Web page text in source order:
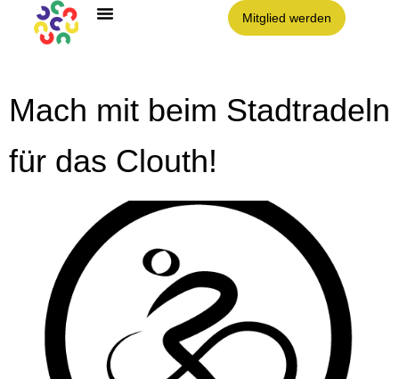
Mitglied werden
Mach mit beim Stadtradeln
für das Clouth!